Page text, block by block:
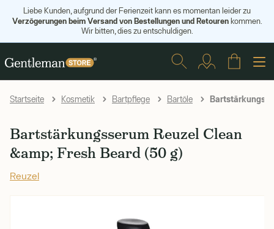
Liebe Kunden, aufgrund der Ferienzeit kann es momentan leider zu
Verzögerungen beim Versand von Bestellungen und Retourenkommen.
Wir bitten, dies zu entschuldigen.
Startseite Kosmetik Bartpflege Bartöle
Bartstärkungsserum Reuzel Clean
&amp; Fresh Beard (50 g)
Reuzel